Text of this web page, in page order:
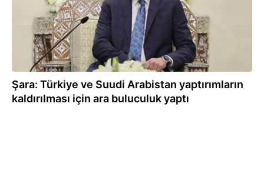
Şara: Türkiye ve Suudi Arabistan yaptırımların
kaldırılması için ara buluculuk yaptı